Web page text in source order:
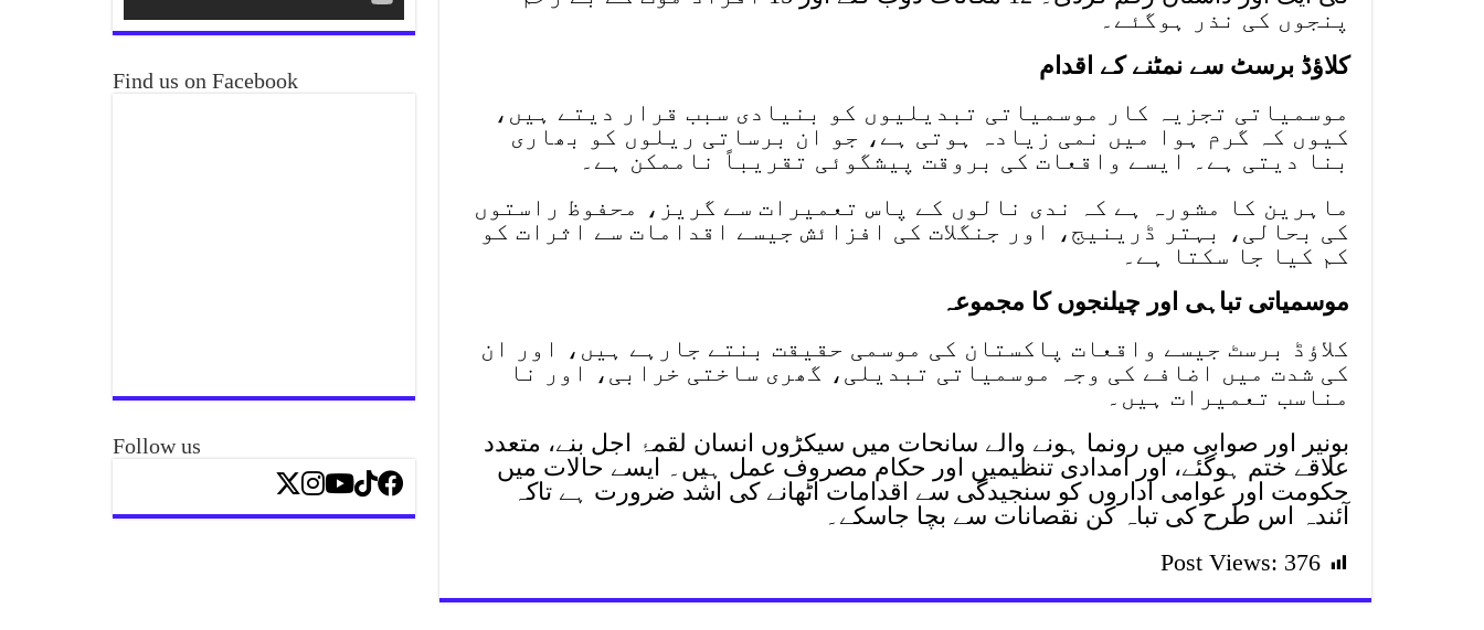
پنجوں کی نذر ہوگئے۔
کلاؤڈ برسٹ سے نمٹنے کے اقدام
موسمیاتی تجزیہ کار موسمیاتی تبدیلیوں کو بنیادی سبب قرار دیتے ہیں،
کیوں کہ گرم ہوا میں نمی زیادہ ہوتی ہے، جو ان برساتی ریلوں کو بھاری
بنا دیتی ہے۔ ایسے واقعات کی بروقت پیشگوئی تقریباً ناممکن ہے۔
ماہرین کا مشورہ ہے کہ ندی نالوں کے پاس تعمیرات سے گریز، محفوظ راستوں
کی بحالی، بہتر ڈرینیج، اور جنگلات کی افزائش جیسے اقدامات سے اثرات کو
کم کیا جا سکتا ہے۔
موسمیاتی تباہی اور چیلنجوں کا مجموعہ
کلاؤڈ برسٹ جیسے واقعات پاکستان کی موسمی حقیقت بنتے جارہے ہیں، اور ان
کی شدت میں اضافے کی وجہ موسمیاتی تبدیلی، گھری ساختی خرابی، اور نا
مناسب تعمیرات ہیں۔
بونیر اور صوابی میں رونما ہونے والے سانحات میں سیکڑوں انسان لقمۂ اجل بنے، متعدد
علاقے ختم ہوگئے، اور امدادی تنظیمیں اور حکام مصروف عمل ہیں۔ ایسے حالات میں
حکومت اور عوامی اداروں کو سنجیدگی سے اقدامات اٹھانے کی اشد ضرورت ہے تاکہ
آئندہ اس طرح کی تباہ کن نقصانات سے بچا جاسکے۔
Post Views: 376
Find us on Facebook
Follow us